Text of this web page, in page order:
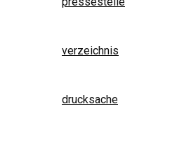
verzeichnis
drucksache